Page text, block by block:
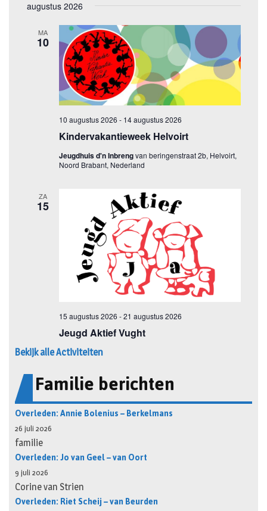
Bekijk alle Activiteiten
Familie berichten
Overleden: Annie Bolenius – Berkelmans
26 juli 2026
familie
Overleden: Jo van Geel – van Oort
9 juli 2026
Corine van Strien
Overleden: Riet Scheij – van Beurden